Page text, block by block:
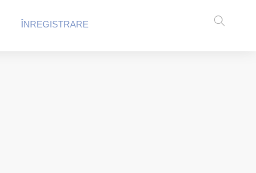
ÎNREGISTRARE